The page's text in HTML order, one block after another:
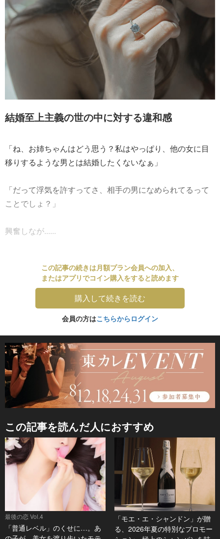
結婚至上主義の世の中に対する違和感
「ね、お姉ちゃんはどう思う？私はやっぱり、他の女に目
移りするような男とは結婚したくないなぁ」
「だって浮気を許すってさ、相手の男になめられてるって
ことでしょ？」
興奮しなが......
この記事の続きは月額プラン会員への加入、
またはアプリでコイン購入をすると読めます
購入して続きを読む
会員の方はこちらからログイン
この記事を読んだ人におすすめ
最後の恋 Vol.4
「普通レベル」のくせに…。あ
「モエ・エ・シャンドン」が贈
る、2026年夏の特別なプロモー